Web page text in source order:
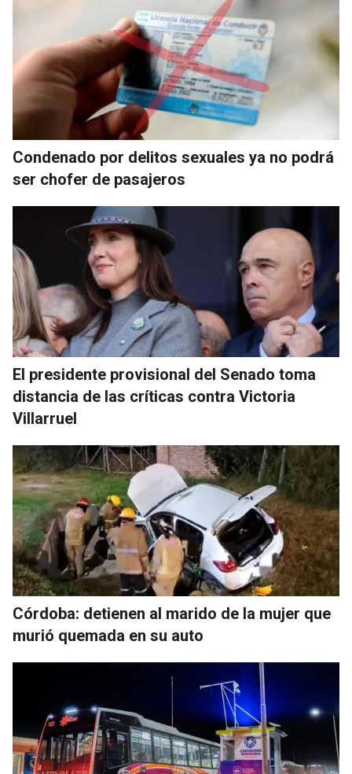
Condenado por delitos sexuales ya no podrá
ser chofer de pasajeros
El presidente provisional del Senado toma
distancia de las críticas contra Victoria
Villarruel
Córdoba: detienen al marido de la mujer que
murió quemada en su auto